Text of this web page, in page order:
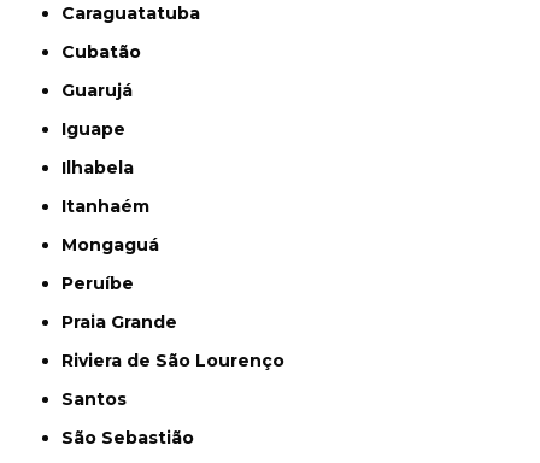
Caraguatatuba
Cubatão
Guarujá
Iguape
Ilhabela
Itanhaém
Mongaguá
Peruíbe
Praia Grande
Riviera de São Lourenço
Santos
São Sebastião